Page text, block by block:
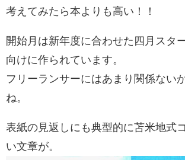
考えてみたら本よりも高い！！
開始月は新年度に合わせた四月スタ
向けに作られています。
フリーランサーにはあまり関係ない
ね。
表紙の見返しにも典型的に苫米地式
い文章が。